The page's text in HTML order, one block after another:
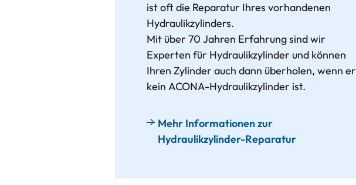
ist oft die Reparatur Ihres vorhandenen
Hydraulikzylinders.
Mit über 70 Jahren Erfahrung sind wir
Experten für Hydraulikzylinder und können
Ihren Zylinder auch dann überholen, wenn er
kein ACONA-Hydraulikzylinder ist.
Mehr Informationen zur
Hydraulikzylinder-Reparatur